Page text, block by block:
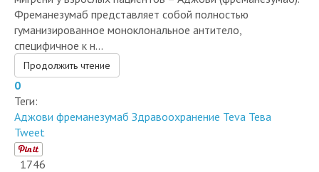
гуманизированное моноклональное антитело,
специфичное к н...
Продолжить чтение
Теги:
Аджови
Tweet
1746
0